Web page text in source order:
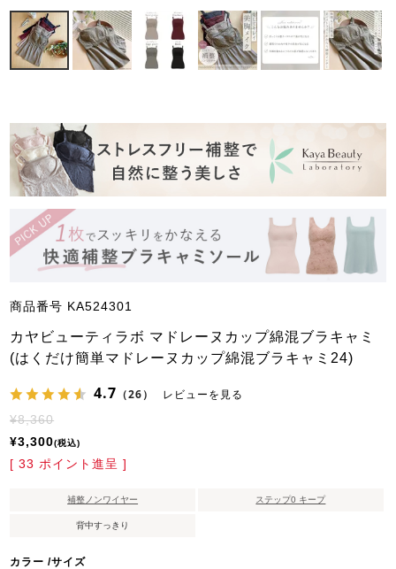
商品番号 KA524301
カヤビューティラボ マドレーヌカップ綿混ブラキャミ
(はくだけ簡単マドレーヌカップ綿混ブラキャミ24)
4.7 （26） レビューを見る
¥8,360
¥3,300 税込
[ 33 ポイント進呈 ]
補整ノンワイヤー ステップ0 キープ
背中すっきり
カラー サイズ